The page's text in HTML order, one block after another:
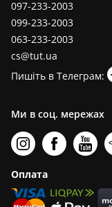
097-233-2003
099-233-2003
063-233-2003
cs@tut.ua
Пишіть в Телеграм:
Ми в соц. мережах
Оплата